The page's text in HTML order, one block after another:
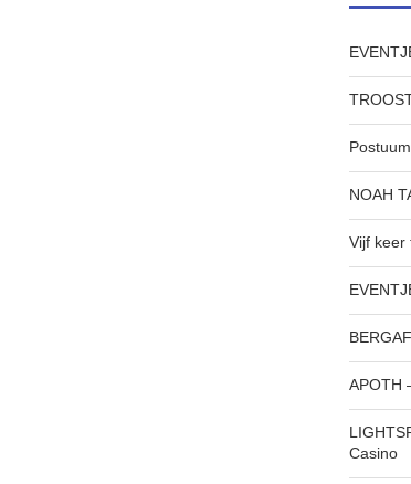
NOAH
Vijf keer
APOTH
Casino